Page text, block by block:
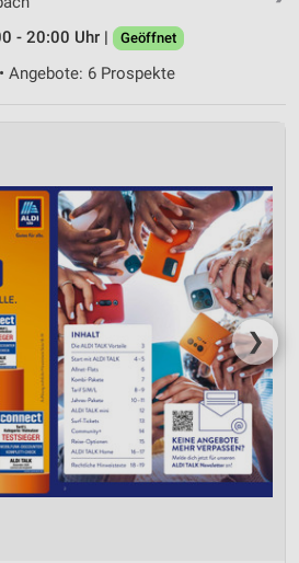
- 20:00 Uhr |
Geöffnet
Angebote: 6 Prospekte
❯
angeforderten